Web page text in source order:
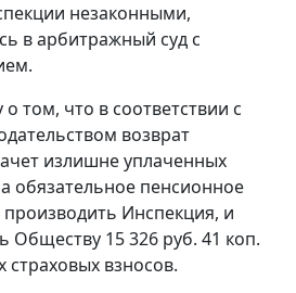
незаконными,
в арбитражный суд с
том, что в соответствии с
возврат
излишне уплаченных
обязательное пенсионное
Инспекция, и
Обществу 15 326 руб. 41 коп.
взносов.